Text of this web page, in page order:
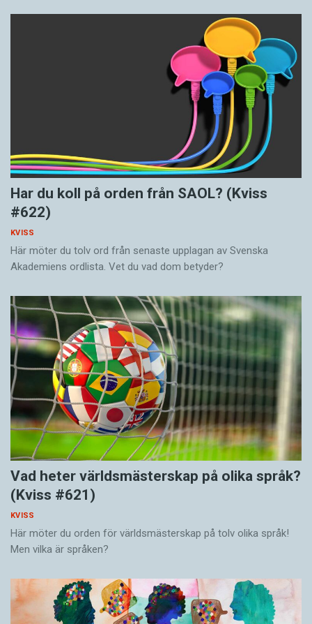
Har du koll på orden från SAOL? (Kviss
#622)
KVISS
Här möter du tolv ord från senaste upplagan av Svenska
Akademiens ordlista. Vet du vad dom betyder?
Vad heter världsmästerskap på olika språk?
(Kviss #621)
KVISS
Här möter du orden för världsmästerskap på tolv olika språk!
Men vilka är språken?